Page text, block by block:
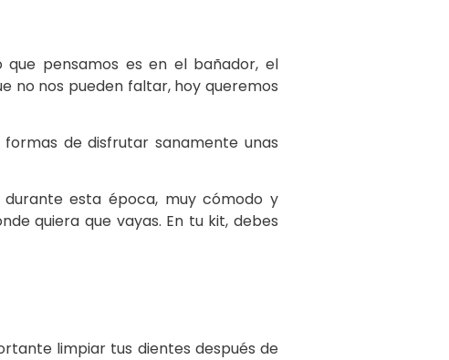
pensamos es en el bañador, el
no nos pueden faltar, hoy queremos
de disfrutar sanamente unas
esta época, muy cómodo y
quiera que vayas. En tu kit, debes
limpiar tus dientes después de